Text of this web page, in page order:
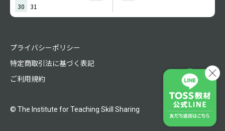
30
31
プライバシーポリシー
特定商取引法に基づく表記
ご利用規約
© The Institute for Teaching Skill Sharing